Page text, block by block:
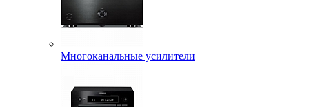
Многоканальные усилители